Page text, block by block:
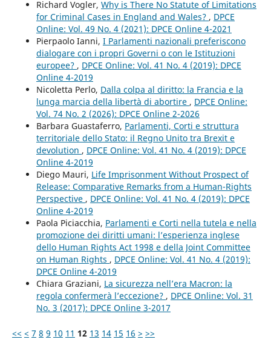
Richard Vogler, Why is There No Statute of Limitations
for Criminal Cases in England and Wales? , DPCE
Online: Vol. 49 No. 4 (2021): DPCE Online 4-2021
Pierpaolo Ianni, I Parlamenti nazionali preferiscono
dialogare con i propri Governi o con le Istituzioni
europee? , DPCE Online: Vol. 41 No. 4 (2019): DPCE
Online 4-2019
Nicoletta Perlo, Dalla colpa al diritto: la Francia e la
lunga marcia della libertà di abortire , DPCE Online:
Vol. 74 No. 2 (2026): DPCE Online 2-2026
Barbara Guastaferro, Parlamenti, Corti e struttura
territoriale dello Stato: il Regno Unito tra Brexit e
devolution , DPCE Online: Vol. 41 No. 4 (2019): DPCE
Online 4-2019
Diego Mauri, Life Imprisonment Without Prospect of
Release: Comparative Remarks from a Human-Rights
Perspective , DPCE Online: Vol. 41 No. 4 (2019): DPCE
Online 4-2019
Paola Piciacchia, Parlamenti e Corti nella tutela e nella
promozione dei diritti umani: l’esperienza inglese
dello Human Rights Act 1998 e della Joint Committee
on Human Rights , DPCE Online: Vol. 41 No. 4 (2019):
DPCE Online 4-2019
Chiara Graziani, La sicurezza nell’era Macron: la
regola confermerà l’eccezione? , DPCE Online: Vol. 31
No. 3 (2017): DPCE Online 3-2017
<< < 7 8 9 10 11 12 13 14 15 16 > >>